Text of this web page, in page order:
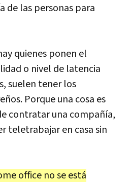
de las personas para
quienes ponen el
o nivel de latencia
suelen tener los
Porque una cosa es
contratar una compañía,
teletrabajar en casa sin
office no se está